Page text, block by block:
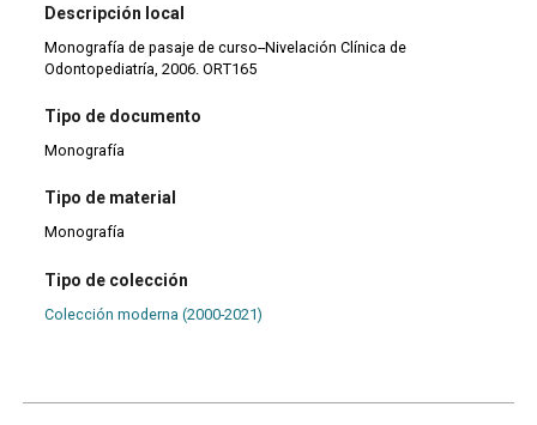
Descripción local
Monografía de pasaje de curso--Nivelación Clínica de
Odontopediatría, 2006. ORT165
Tipo de documento
Monografía
Tipo de material
Monografía
Tipo de colección
Colección moderna (2000-2021)